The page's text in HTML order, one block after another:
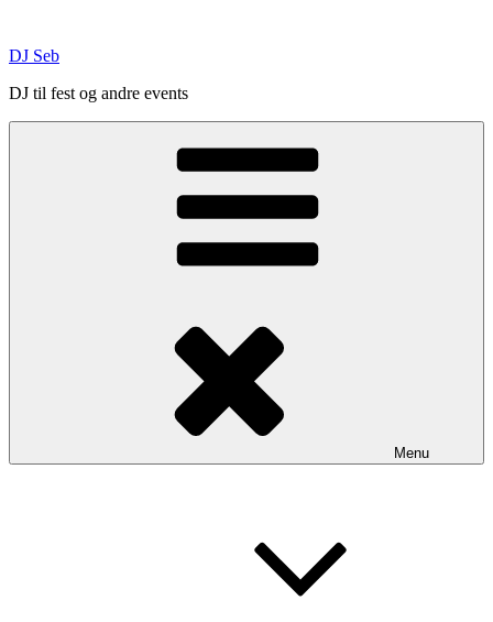
content
DJ Seb
DJ til fest og andre events
Menu